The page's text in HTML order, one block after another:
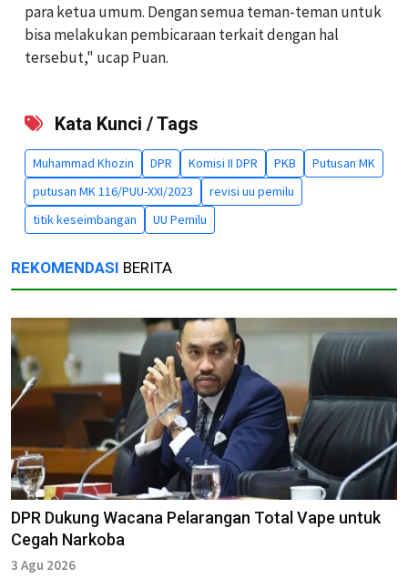
para ketua umum. Dengan semua teman-teman untuk
bisa melakukan pembicaraan terkait dengan hal
tersebut," ucap Puan.
Kata Kunci / Tags
Muhammad Khozin DPR Komisi II DPR PKB
Putusan MK
putusan MK 116/PUU-XXI/2023
revisi uu pemilu
titik keseimbangan
UU Pemilu
REKOMENDASI BERITA
DPR Dukung Wacana Pelarangan Total Vape untuk
Cegah Narkoba
3 Agu 2026